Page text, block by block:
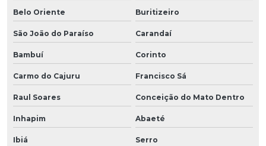
Belo Oriente Buritizeiro
São João do Paraíso Carandaí
Bambuí Corinto
Carmo do Cajuru Francisco Sá
Raul Soares Conceição do Mato Dentro
Inhapim Abaeté
Ibiá Serro